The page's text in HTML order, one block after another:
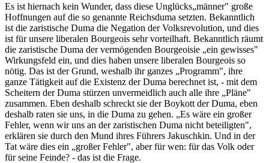
Es ist hiernach kein Wunder, dass diese Unglücks„männer" große
Hoffnungen auf die so genannte Reichsduma setzten. Bekanntlich
ist die zaristische Duma die Negation der Volksrevolution, und dies
ist für unsere liberalen Bourgeois sehr vorteilhaft. Bekanntlich räumt
die zaristische Duma der vermögenden Bourgeoisie „ein gewisses"
Wirkungsfeld ein, und dies haben unsere liberalen Bourgeois so
nötig. Das ist der Grund, weshalb ihr ganzes „Programm", ihre
ganze Tätigkeit auf die Existenz der Duma berechnet ist, - mit dem
Scheitern der Duma stürzen unvermeidlich auch alle ihre „Pläne"
zusammen. Eben deshalb schreckt sie der Boykott der Duma, eben
deshalb raten sie uns, in die Duma zu gehen. „Es wäre ein großer
Fehler, wenn wir uns an der zaristischen Duma nicht beteiligten",
erklären sie durch den Mund ihres Führers Jakuschkin. Und in der
Tat wäre dies ein „großer Fehler", aber für wen: für das Volk oder
für seine Feinde? - das ist die Frage.